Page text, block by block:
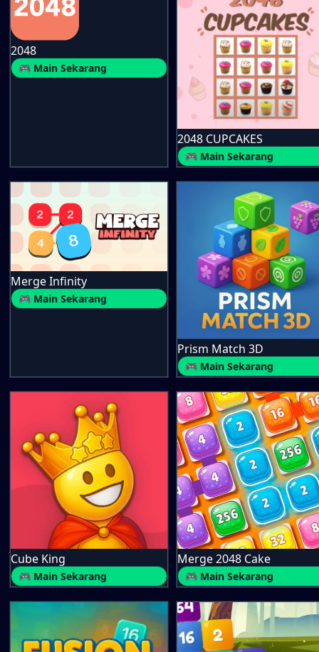
2048
🎮 Main Sekarang
2048 CUPCAKES
🎮 Main Sekarang
Merge Infinity
🎮 Main Sekarang
Prism Match 3D
🎮 Main Sekarang
Cube King
🎮 Main Sekarang
Merge 2048 Cake
🎮 Main Sekarang